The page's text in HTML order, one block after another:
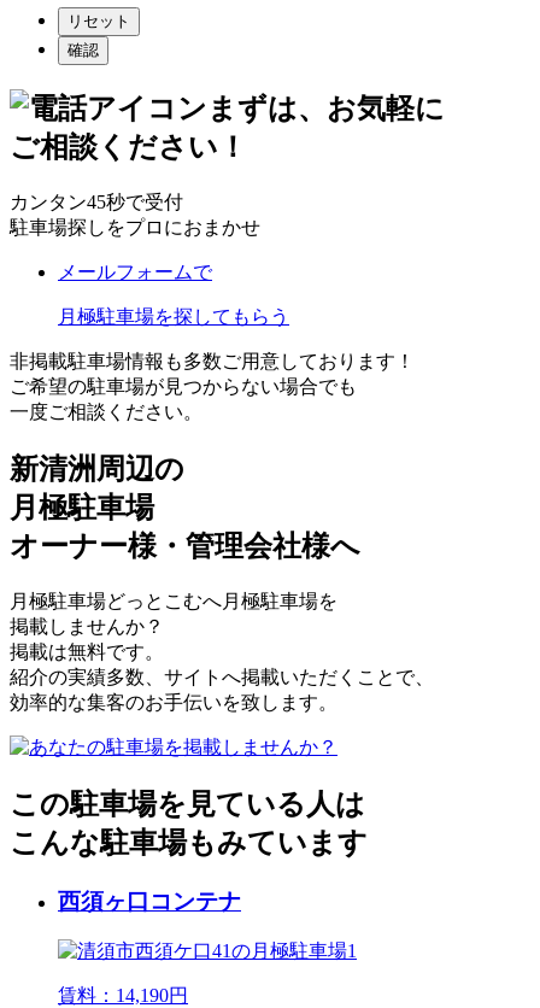
リセット
確認
まずは、お気軽に
ご相談ください！
カンタン45秒で受付
駐車場探しをプロにおまかせ
メールフォームで
月極駐車場を探してもらう
非掲載駐車場情報も多数ご用意しております！
ご希望の駐車場が見つからない場合でも
一度ご相談ください。
新清洲周辺の
月極駐車場
オーナー様・管理会社様へ
月極駐車場どっとこむへ月極駐車場を
掲載しませんか？
掲載は無料です。
紹介の実績多数、サイトへ掲載いただくことで、
効率的な集客のお手伝いを致します。
この駐車場を見ている人は
こんな駐車場もみています
西須ヶ口コンテナ
賃料： 14,190円